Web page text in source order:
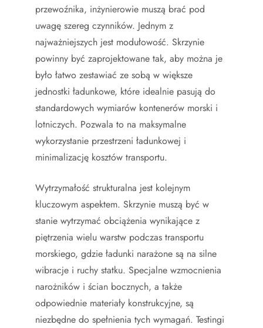
przewoźnika, inżynierowie muszą brać pod
uwagę szereg czynników. Jednym z
najważniejszych jest modułowość. Skrzynie
powinny być zaprojektowane tak, aby można je
było łatwo zestawiać ze sobą w większe
jednostki ładunkowe, które idealnie pasują do
standardowych wymiarów kontenerów morski i
lotniczych. Pozwala to na maksymalne
wykorzystanie przestrzeni ładunkowej i
minimalizację kosztów transportu.
Wytrzymałość strukturalna jest kolejnym
kluczowym aspektem. Skrzynie muszą być w
stanie wytrzymać obciążenia wynikające z
piętrzenia wielu warstw podczas transportu
morskiego, gdzie ładunki narażone są na silne
wibracje i ruchy statku. Specjalne wzmocnienia
narożników i ścian bocznych, a także
odpowiednie materiały konstrukcyjne, są
niezbędne do spełnienia tych wymagań. Testingi